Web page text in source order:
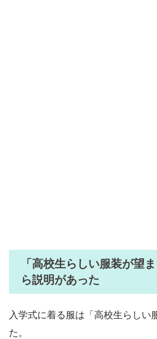
「高校生らしい服装が望
ら説明があった
入学式に着る服は「高校生らしい
た。